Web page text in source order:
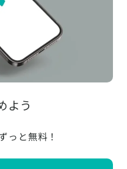
よう
っと無料！